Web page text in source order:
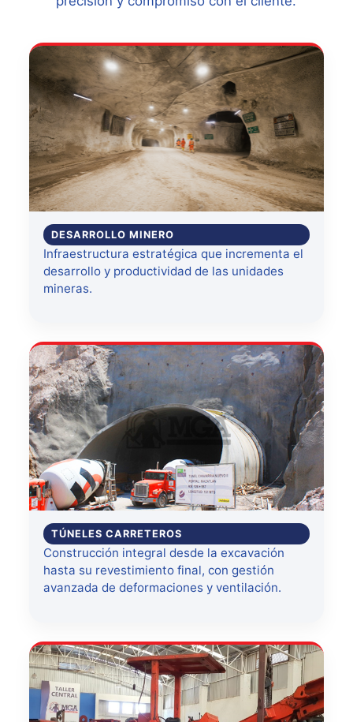
DESARROLLO MINERO
Infraestructura estratégica que incrementa el
desarrollo y productividad de las unidades
mineras.
TÚNELES CARRETEROS
Construcción integral desde la excavación
hasta su revestimiento final, con gestión
avanzada de deformaciones y ventilación.